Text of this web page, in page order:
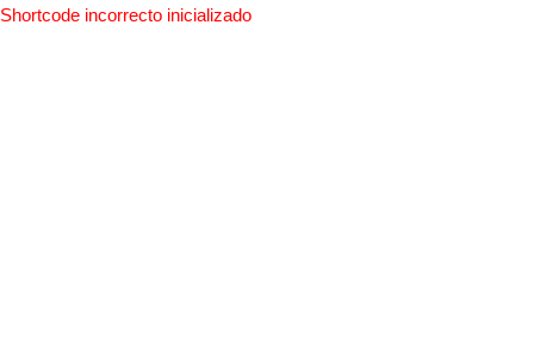
Shortcode incorrecto inicializado